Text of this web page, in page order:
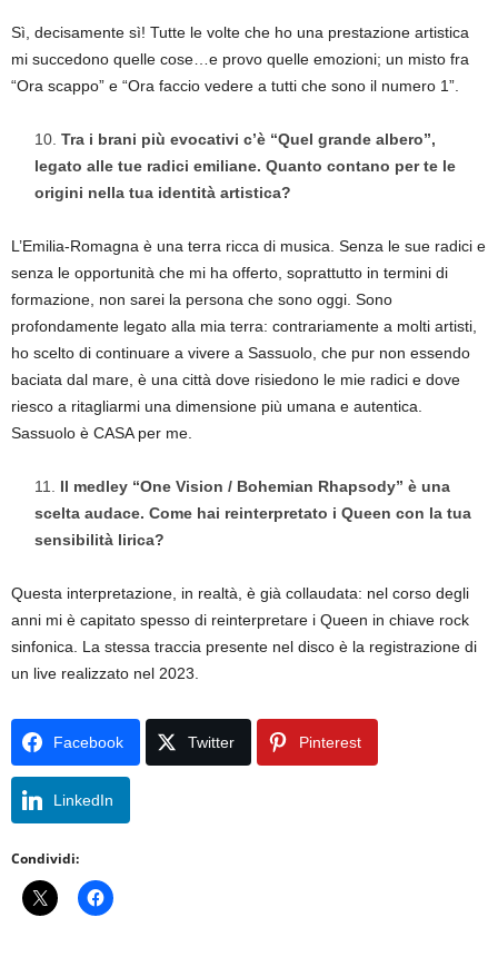
Sì, decisamente sì! Tutte le volte che ho una prestazione artistica
mi succedono quelle cose…e provo quelle emozioni; un misto fra
“Ora scappo” e “Ora faccio vedere a tutti che sono il numero 1”.
Tra i brani più evocativi c’è “Quel grande albero”,
legato alle tue radici emiliane. Quanto contano per te le
origini nella tua identità artistica?
L’Emilia-Romagna è una terra ricca di musica. Senza le sue radici e
senza le opportunità che mi ha offerto, soprattutto in termini di
formazione, non sarei la persona che sono oggi. Sono
profondamente legato alla mia terra: contrariamente a molti artisti,
ho scelto di continuare a vivere a Sassuolo, che pur non essendo
baciata dal mare, è una città dove risiedono le mie radici e dove
riesco a ritagliarmi una dimensione più umana e autentica.
Sassuolo è CASA per me.
Il medley “One Vision / Bohemian Rhapsody” è una
scelta audace. Come hai reinterpretato i Queen con la tua
sensibilità lirica?
Questa interpretazione, in realtà, è già collaudata: nel corso degli
anni mi è capitato spesso di reinterpretare i Queen in chiave rock
sinfonica. La stessa traccia presente nel disco è la registrazione di
un live realizzato nel 2023.
Facebook Twitter Pinterest
LinkedIn
Condividi: